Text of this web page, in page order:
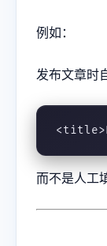
例如：
发布文章时
而不是人工